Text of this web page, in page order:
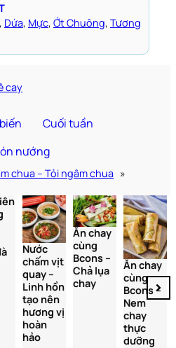
, Dứa, Mực, Ớt Chuông, Tương
cay
Cuối tuần
nướng
chua – Tỏi ngâm chua »
Nước
chấm vịt
quay –
Linh hồn
tạo nên
hương vị
hoàn
hảo
Ăn chay
cùng
Bcons –
Chả lụa
chay
Ăn chay
cùng
Bcons –
Nem
chay
thực
dưỡng